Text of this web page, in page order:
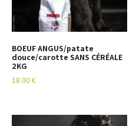
BOEUF ANGUS/patate
douce/carotte SANS CÉRÉALE
2KG
18.00 €